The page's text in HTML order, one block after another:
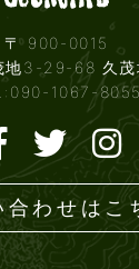
〒 900-0015
地3-29-68 久茂
1067-8055
合わせはこ